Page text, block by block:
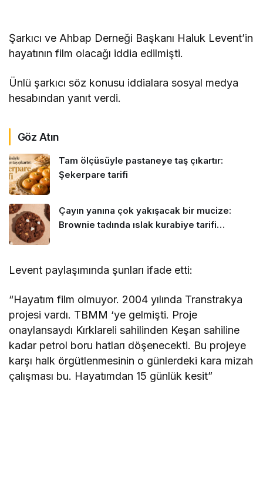
Şarkıcı ve Ahbap Derneği Başkanı Haluk Levent’in
hayatının film olacağı iddia edilmişti.
Ünlü şarkıcı söz konusu iddialara sosyal medya
hesabından yanıt verdi.
Göz Atın
Tam ölçüsüyle pastaneye taş çıkartır:
Şekerpare tarifi
Çayın yanına çok yakışacak bir mucize:
Brownie tadında ıslak kurabiye tarifi…
Levent paylaşımında şunları ifade etti:
“Hayatım film olmuyor. 2004 yılında Transtrakya
projesi vardı. TBMM ‘ye gelmişti. Proje
onaylansaydı Kırklareli sahilinden Keşan sahiline
kadar petrol boru hatları döşenecekti. Bu projeye
karşı halk örgütlenmesinin o günlerdeki kara mizah
çalışması bu. Hayatımdan 15 günlük kesit”